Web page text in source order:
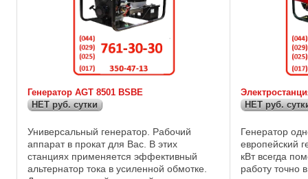
Генератор AGT 8501 BSBE
НЕТ руб. сутки
Универсальный генератор. Рабочий
аппарат в прокат для Вас. В этих
станциях применяется эффективный
альтернатор тока в усиленной обмотке.
НЕТ руб.
Генератор
европейский
кВт всегда
работу точно